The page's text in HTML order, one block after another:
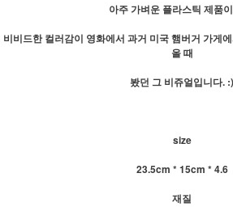
아주 가벼운 플라스틱 제품
비비드한 컬러감이 영화에서 과거 미국 햄버거 가게
올 때
봤던 그 비쥬얼입니다. :)
size
23.5cm * 15cm * 4.6
재질